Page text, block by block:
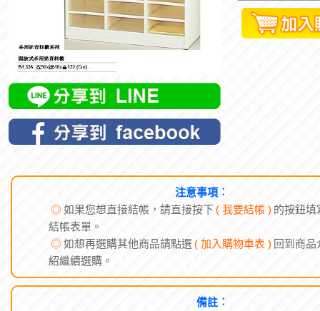
注意事項︰
◎如果您想直接結帳，請直接按下 ( 我要結帳 ) 的按鈕填
結帳表單。
◎如想再選購其他商品請點選 ( 加入購物車表 ) 回到商品
紹繼續選購。
備註︰